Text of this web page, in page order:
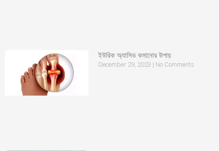
ইউরিক অ্যাসিড কমানোর উপায়
December 29, 2023 No Comments